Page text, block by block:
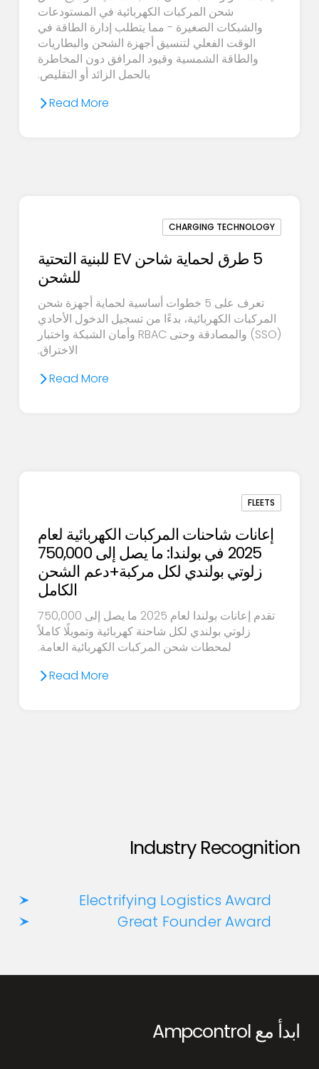
شحن المركبات الكهربائية في المستودعات
والشبكات الصغيرة - مما يتطلب إدارة الطاقة في
الوقت الفعلي لتنسيق أجهزة الشحن والبطاريات
والطاقة الشمسية وقيود المرافق دون المخاطرة
بالحمل الزائد أو التقليص.
Read More
CHARGING TECHNOLOGY
5 طرق لحماية شاحن EV للبنية التحتية
للشحن
تعرف على 5 خطوات أساسية لحماية أجهزة شحن
المركبات الكهربائية، بدءًا من تسجيل الدخول الأحادي
(SSO) والمصادقة وحتى RBAC وأمان الشبكة واختبار
الاختراق.
Read More
FLEETS
إعانات شاحنات المركبات الكهربائية لعام
2025 في بولندا: ما يصل إلى 750,000
زلوتي بولندي لكل مركبة+دعم الشحن
الكامل
تقدم إعانات بولندا لعام 2025 ما يصل إلى 750,000
زلوتي بولندي لكل شاحنة كهربائية وتمويلًا كاملاً
لمحطات شحن المركبات الكهربائية العامة.
Read More
Industry Recognition
Electrifying Logistics Award
Great Founder Award
ابدأ مع Ampcontrol